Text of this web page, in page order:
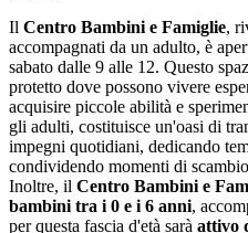
Il Centro Bambini e Famiglie,
accompagnati da un adulto, è
sabato dalle 9 alle 12. Questo
protetto dove possono vivere
acquisire piccole abilità e
gli adulti, costituisce un'oasi di
impegni quotidiani, dedicando
condividendo momenti di
Inoltre, il Centro Bambini e
bambini tra i 0 e i 6 anni,
per questa fascia d'età sarà attivo